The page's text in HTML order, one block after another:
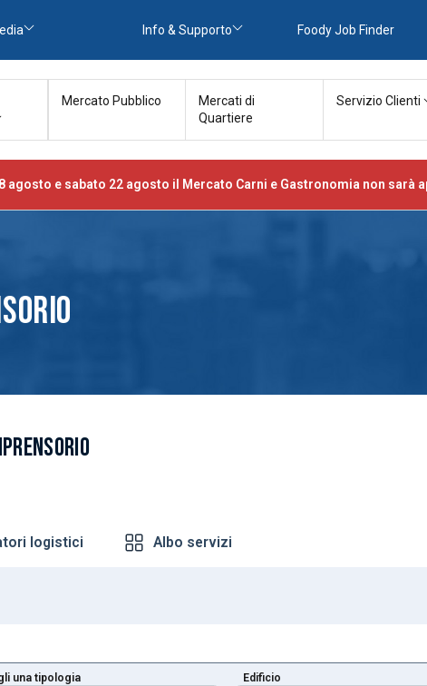
Info & Supporto Foody Job Finder
Mercato Pubblico
Mercati di
Quartiere
Servizio Clienti
agosto e sabato 22 agosto il Mercato Carni e Gastronomia non sarà
logistici Albo servizi
una tipologia Edificio